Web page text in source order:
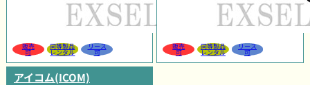
販売
可
同等製品
レンタル
リース
可
販売
可
同等製品
レンタル
リース
可
アイコム(ICOM)